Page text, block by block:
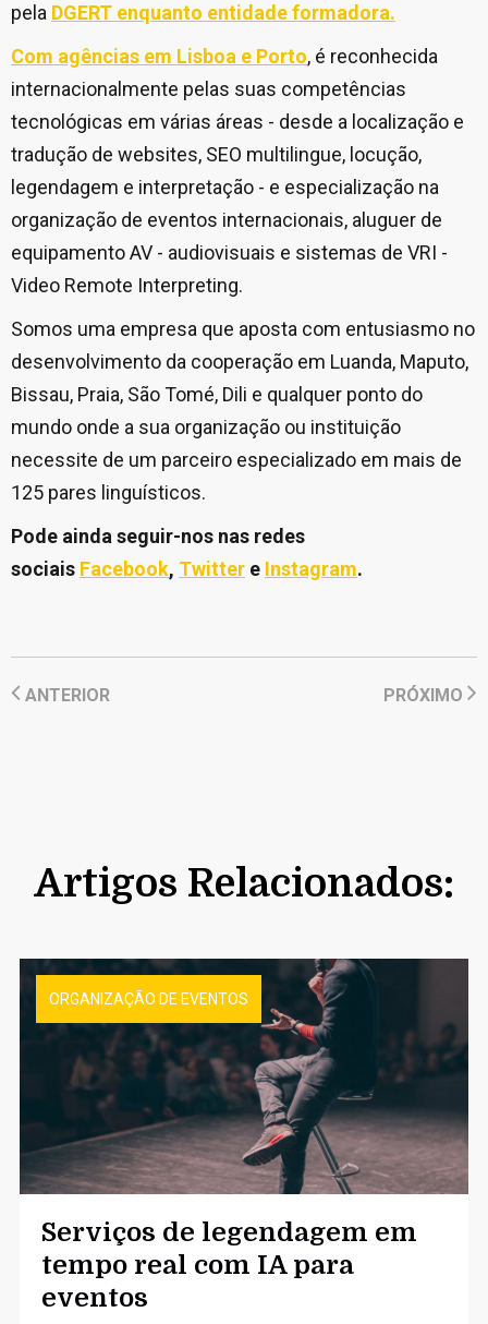
pela DGERT enquanto entidade formadora.
Com agências em Lisboa e Porto, é reconhecida
internacionalmente pelas suas competências
tecnológicas em várias áreas - desde a localização e
tradução de websites, SEO multilingue, locução,
legendagem e interpretação - e especialização na
organização de eventos internacionais, aluguer de
equipamento AV - audiovisuais e sistemas de VRI -
Video Remote Interpreting.
Somos uma empresa que aposta com entusiasmo no
desenvolvimento da cooperação em Luanda, Maputo,
Bissau, Praia, São Tomé, Dili e qualquer ponto do
mundo onde a sua organização ou instituição
necessite de um parceiro especializado em mais de
125 pares linguísticos.
Pode ainda seguir-nos nas redes
sociais Facebook, Twitter e Instagram.
ANTERIOR PRÓXIMO
Artigos Relacionados:
ORGANIZAÇÃO DE EVENTOS
Serviços de legendagem em
tempo real com IA para
eventos